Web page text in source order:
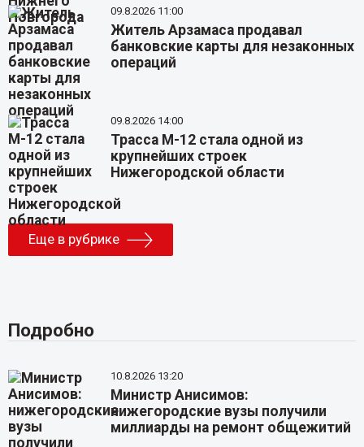
09.8.2026 11:00
Житель Арзамаса продавал
банковские карты для незаконных
операций
09.8.2026 14:00
Трасса М-12 стала одной из
крупнейших строек
Нижегородской области
Еще в рубрике
Подробно
10.8.2026 13:20
Министр Анисимов:
нижегородские вузы получили
миллиарды на ремонт общежитий